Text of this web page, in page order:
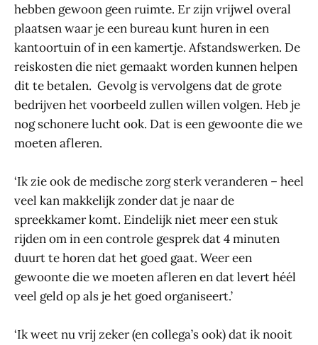
hebben gewoon geen ruimte. Er zijn vrijwel overal
plaatsen waar je een bureau kunt huren in een
kantoortuin of in een kamertje. Afstandswerken. De
reiskosten die niet gemaakt worden kunnen helpen
dit te betalen. Gevolg is vervolgens dat de grote
bedrijven het voorbeeld zullen willen volgen. Heb je
nog schonere lucht ook. Dat is een gewoonte die we
moeten afleren.
‘Ik zie ook de medische zorg sterk veranderen – heel
veel kan makkelijk zonder dat je naar de
spreekkamer komt. Eindelijk niet meer een stuk
rijden om in een controle gesprek dat 4 minuten
duurt te horen dat het goed gaat. Weer een
gewoonte die we moeten afleren en dat levert héél
veel geld op als je het goed organiseert.’
‘Ik weet nu vrij zeker (en collega’s ook) dat ik nooit